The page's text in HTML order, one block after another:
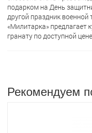
подарком на День
другой праздник военной
«Милитарка» предлагает
гранату по доступной
Рекомендуем